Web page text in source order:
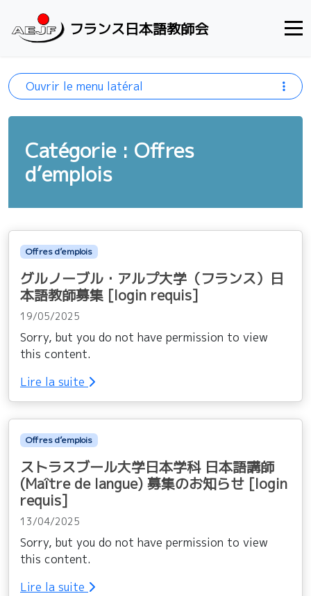
フランス日本語教師会
Catégorie : Offres
d’emplois
Offres d’emplois
グルノーブル・アルプ大学（フランス）日
本語教師募集 [login requis]
19/05/2025
Sorry, but you do not have permission to view
this content.
Lire la suite
Offres d’emplois
ストラスブール大学日本学科 日本語講師
(Maître de langue) 募集のお知らせ [login
requis]
13/04/2025
Sorry, but you do not have permission to view
this content.
Lire la suite
Ouvrir le menu latéral